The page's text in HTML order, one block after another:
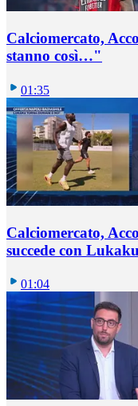
Calciomercato,
stanno così…"
01:35
Calciomercato,
succede con
01:04